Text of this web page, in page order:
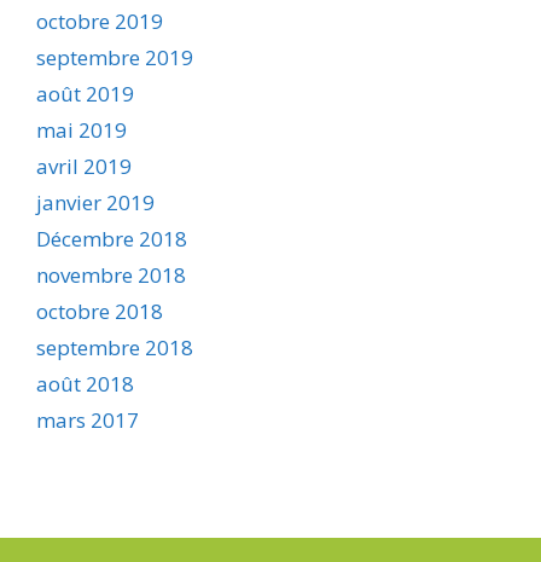
octobre 2019
septembre 2019
août 2019
mai 2019
avril 2019
janvier 2019
Décembre 2018
novembre 2018
octobre 2018
septembre 2018
août 2018
mars 2017